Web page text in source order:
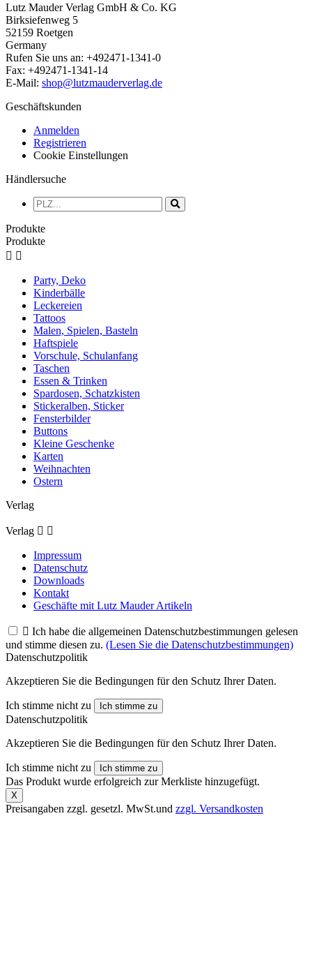
Lutz Mauder Verlag GmbH & Co. KG
Birksiefenweg 5
52159 Roetgen
Germany
Rufen Sie uns an: +492471-1341-0
Fax: +492471-1341-14
E-Mail: shop@lutzmauderverlag.de
Geschäftskunden
Anmelden
Registrieren
Cookie Einstellungen
Händlersuche
Produkte
Produkte
 
Party, Deko
Kinderbälle
Leckereien
Tattoos
Malen, Spielen, Basteln
Haftspiele
Vorschule, Schulanfang
Taschen
Essen & Trinken
Spardosen, Schatzkisten
Stickeralben, Sticker
Fensterbilder
Buttons
Kleine Geschenke
Karten
Weihnachten
Ostern
Verlag
Verlag  
Impressum
Datenschutz
Downloads
Kontakt
Geschäfte mit Lutz Mauder Artikeln
 Ich habe die allgemeinen Datenschutzbestimmungen gelesen
und stimme diesen zu. (Lesen Sie die Datenschutzbestimmungen)
Datenschutzpolitik
Akzeptieren Sie die Bedingungen für den Schutz Ihrer Daten.
Ich stimme nicht zu Ich stimme zu
Datenschutzpolitik
Akzeptieren Sie die Bedingungen für den Schutz Ihrer Daten.
Ich stimme nicht zu Ich stimme zu
Das Produkt wurde erfolgreich zur Merkliste hinzugefügt.
X
Preisangaben zzgl. gesetzl. MwSt.und zzgl. Versandkosten